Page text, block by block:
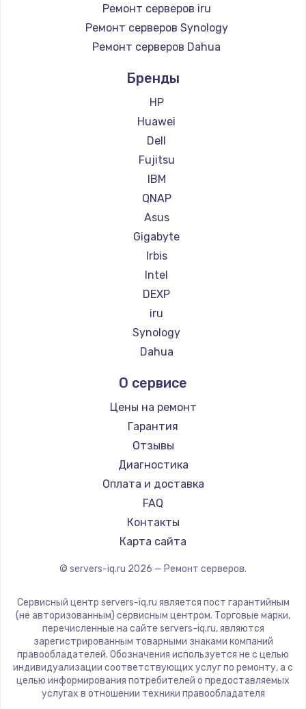
Заказать
Чистка от пыли
1330 руб.
Настройка ОС
Заказать
Замена петель
1250 руб.
Заказать
1260 руб.
Заказать
2990 руб.
Заказать
Ремонт разъема питания
1330 руб.
Заказать
Замена видеокарты
2100 руб.
Заказать
Ремонт цепей питания
3000 руб.
Заказать
Замена материнской платы
Ремонт серверов iru
Ремонт серверов Synology
Ремонт серверов Dahua
Бренды
HP
Huawei
Dell
Fujitsu
IBM
QNAP
Asus
Gigabyte
Irbis
Intel
DEXP
iru
Synology
Dahua
О сервисе
Цены на ремонт
Гарантия
Отзывы
Диагностика
Оплата и доставка
FAQ
Контакты
Карта сайта
© servers-iq.ru 2026 — Ремонт серверов.
Сервисный центр servers-iq.ru является пост гарантийным
(не авторизованным) сервисным центром. Торговые марки,
перечисленные на сайте servers-iq.ru, являются
зарегистрированным товарными знаками компаний
правообладателей. Обозначения используется не с целью
индивидуализации соответствующих услуг по ремонту, а с
целью информирования потребителей о предоставляемых
услугах в отношении техники правообладателя